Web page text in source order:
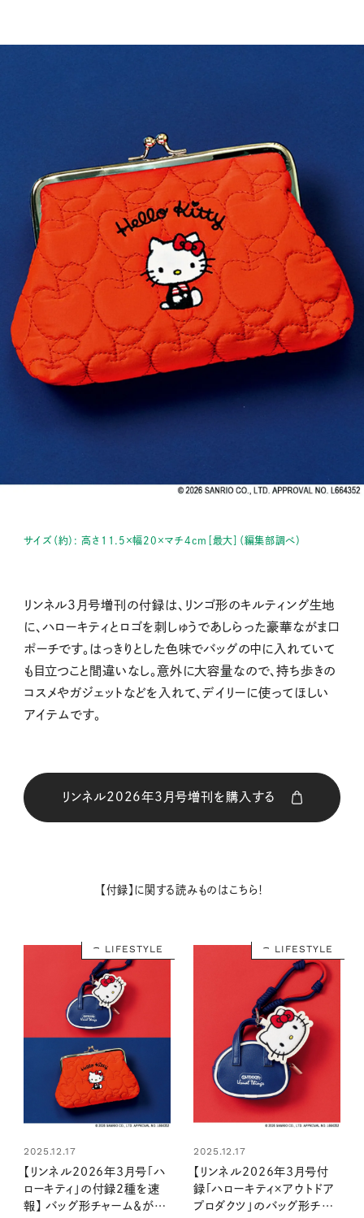
サイズ（約）: 高さ11.5×幅20×マチ4cm［最大］（編集部調べ）
リンネル3月号増刊の付録は、リンゴ形のキルティング生地
に、ハローキティとロゴを刺しゅうであしらった豪華ながま口
ポーチです。はっきりとした色味でバッグの中に入れていて
も目立つこと間違いなし。意外に大容量なので、持ち歩きの
コスメやガジェットなどを入れて、デイリーに使ってほしい
アイテムです。
リンネル2026年3月号増刊を購入する
購入はこちら
購入はこちら
購入はこちら
CLOSE
【付録】に関する読みものはこちら！
LIFESTYLE
2025.12.17
【リンネル2026年3月号「ハ
ローキティ」の付録2種を速
報】 バッグ形チャーム＆がま
LIFESTYLE
2025.12.17
【リンネル2026年3月号付
録「ハローキティ×アウトドア
プロダクツ」のバッグ形チャ